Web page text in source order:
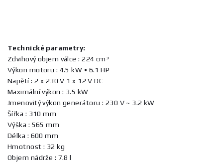
Technické parametry:
Zdvihový objem válce : 224 cm³
Výkon motoru : 4.5 kW • 6.1 HP
Napětí : 2 x 230 V 1 x 12 V DC
Maximální výkon : 3.5 kW
Jmenovitý výkon generátoru : 230 V ~ 3.2 kW
Šířka : 310 mm
Výška : 565 mm
Délka : 600 mm
Hmotnost : 32 kg
Objem nádrže : 7.8 l